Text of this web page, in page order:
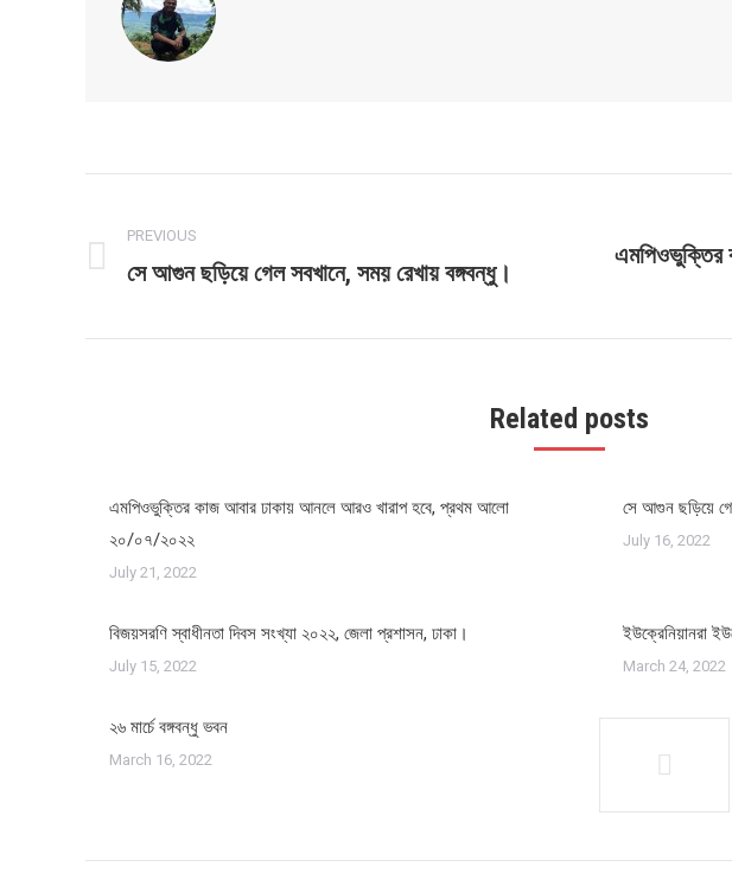
navigation
PREVIOUS
Previous
সে আগুন ছড়িয়ে গেল সবখানে, সময় রেখায় বঙ্গবন্ধু।
Next
এমপিওভুক্তির
Related posts
এমপিওভুক্তির কাজ আবার ঢাকায় আনলে আরও খারাপ হবে, প্রথম আলো
২০/০৭/২০২২
July 21, 2022
সে আগুন ছড়িয়ে
July 16, 2022
বিজয়সরণি স্বাধীনতা দিবস সংখ্যা ২০২২, জেলা প্রশাসন, ঢাকা।
July 15, 2022
ইউক্রেনিয়ানরা
March 24, 2022
২৬ মার্চে বঙ্গবন্ধু ভবন
March 16, 2022